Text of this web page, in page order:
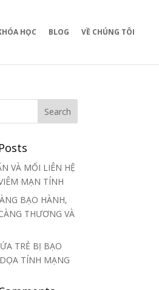
HỌC BLOG VỀ CHÚNG TÔI
VÀ MỐI LIÊN HỆ
MẠN TÍNH
BẠO HÀNH,
THƯƠNG VÀ
TRẺ BỊ BẠO
TÍNH MẠNG